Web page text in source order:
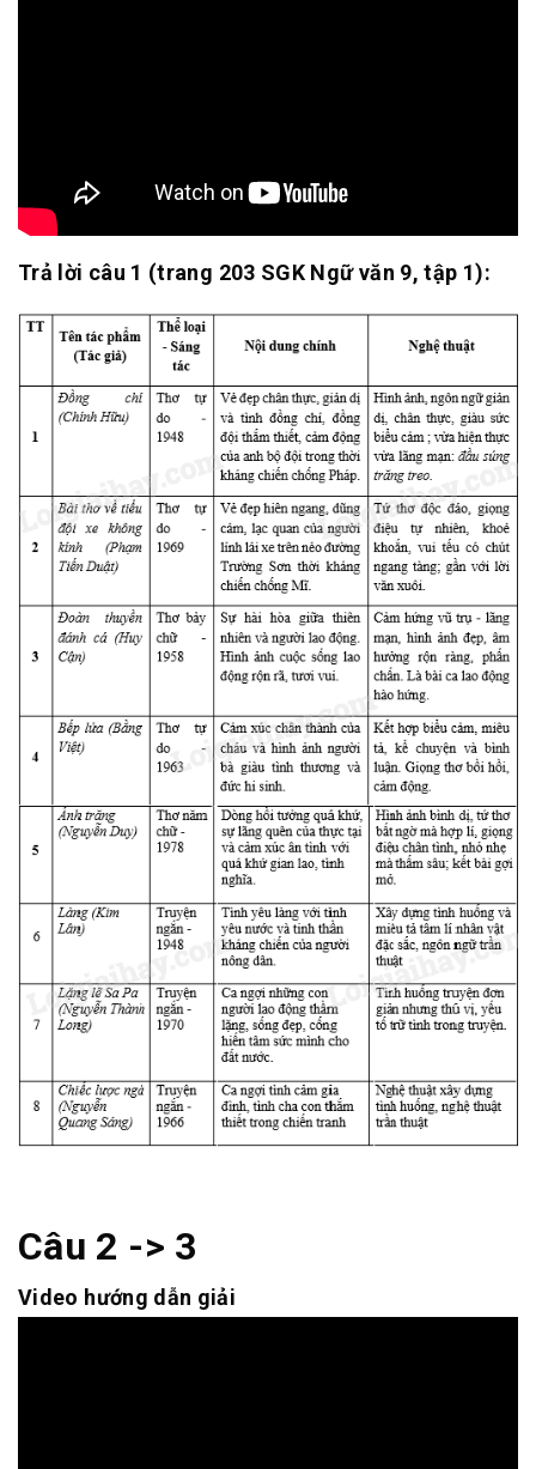
Trả lời câu 1 (trang 203 SGK Ngữ văn 9, tập 1):
Câu 2 -> 3
Video hướng dẫn giải